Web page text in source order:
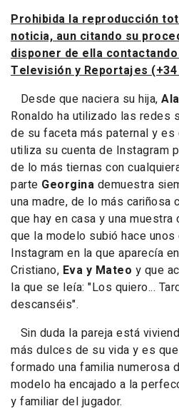
Prohibida la reproducción
noticia, aun citando su
disponer de ella
Televisión y Reportajes (+34
Desde que naciera su hija,
Ronaldo ha utilizado las redes
de su faceta más paternal y
utiliza su cuenta de Instagram
de lo más tiernas con
parte Georgina demuestra
una madre, de lo más
que hay en casa y una
que la modelo subió hace
Instagram en la que aparecía
Cristiano, Eva y Mateo y que
la que se leía: "Los quiero...
descanséis".
Sin duda la pareja está
más dulces de su vida y es
formado una familia numerosa
modelo ha encajado a la
y familiar del jugador.